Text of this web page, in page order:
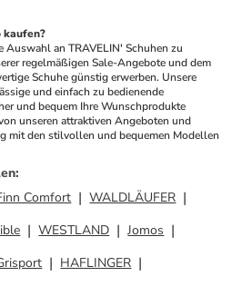
kaufen?
Auswahl an TRAVELIN' Schuhen zu
regelmäßigen Sale-Angebote und dem
Schuhe günstig erwerben. Unsere
und einfach zu bedienende
und bequem Ihre Wunschprodukte
unseren attraktiven Angeboten und
mit den stilvollen und bequemen Modellen
:
Comfort
WALDLÄUFER
WESTLAND
Jomos
HAFLINGER